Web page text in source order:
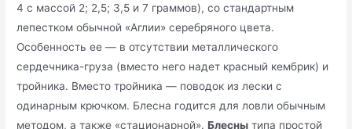
4 с массой 2; 2,5; 3,5 и 7 граммов), со стандартным
лепестком обычной «Аглии» серебряного цвета.
Особенность ее — в отсутствии металлического
сердечника-груза (вместо него надет красный кембрик) и
тройника. Вместо тройника — поводок из лески с
одинарным крючком. Блесна годится для ловли обычным
методом, а также «стационарной».Блесны типа простой